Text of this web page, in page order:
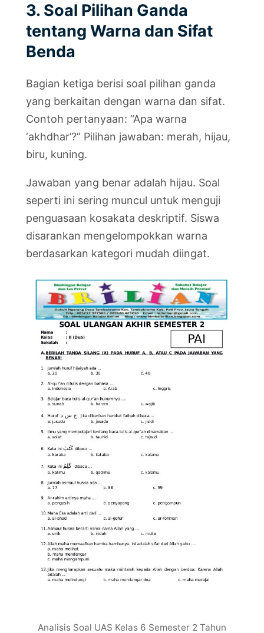
3. Soal Pilihan Ganda
tentang Warna dan Sifat
Benda
Bagian ketiga berisi soal pilihan ganda
yang berkaitan dengan warna dan sifat.
Contoh pertanyaan: “Apa warna
‘akhdhar’?” Pilihan jawaban: merah, hijau,
biru, kuning.
Jawaban yang benar adalah hijau. Soal
seperti ini sering muncul untuk menguji
penguasaan kosakata deskriptif. Siswa
disarankan mengelompokkan warna
berdasarkan kategori mudah diingat.
Analisis Soal UAS Kelas 6 Semester 2 Tahun